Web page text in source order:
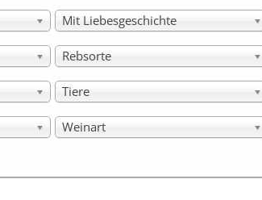
Mit Liebesgeschichte
Rebsorte
Tiere
Weinart